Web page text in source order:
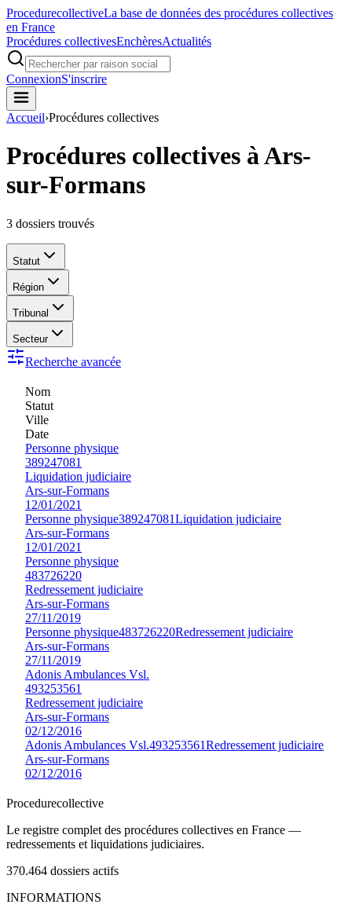
ProcedurecollectiveLa base de données des procédures collectives
en France
Procédures collectivesEnchèresActualités
ConnexionS'inscrire
Accueil›Procédures collectives
Procédures collectives à Ars-
sur-Formans
3 dossiers trouvés
Statut
Région
Tribunal
Secteur
Recherche avancée
Nom
Statut
Ville
Date
Personne physique
389247081
Liquidation judiciaire
Ars-sur-Formans
12/01/2021
Personne physique389247081Liquidation judiciaire
Ars-sur-Formans
12/01/2021
Personne physique
483726220
Redressement judiciaire
Ars-sur-Formans
27/11/2019
Personne physique483726220Redressement judiciaire
Ars-sur-Formans
27/11/2019
Adonis Ambulances Vsl.
493253561
Redressement judiciaire
Ars-sur-Formans
02/12/2016
Adonis Ambulances Vsl.493253561Redressement judiciaire
Ars-sur-Formans
02/12/2016
Procedurecollective
Le registre complet des procédures collectives en France —
redressements et liquidations judiciaires.
370.464 dossiers actifs
INFORMATIONS